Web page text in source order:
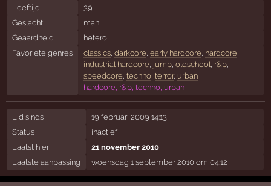
Leeftijd
39
Geslacht
man
Geaardheid
hetero
Favoriete genres
classics, darkcore, early hardcore, hardcore,
industrial hardcore, jump, oldschool, r&b,
speedcore, techno, terror, urban
hardcore, r&b, techno, urban
Lid sinds
19 februari 2009 14:13
Status
inactief
Laatst hier
21 november 2010
Laatste aanpassing
woensdag 1 september 2010 om 04:12